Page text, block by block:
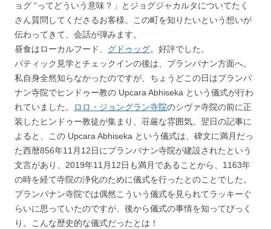
ョグ “ってどういう意味？」とジョグジャカルタについてたく
さん質問してくださるお客様。この町を知りたいという想いが
伝わってきて、会話が弾みます。
昼食はローカルフード、 グドゥッグ。好評でした。
バティック見学とチェックインの後は、プランバナン方面へ。
私自身全然知らなかったのですが、ちょうどこの日はプランバ
ナン寺院でヒンドゥー教の Upcara Abhiseka という儀式が行わ
れていました。
ロロ・ジョングラン寺院のシヴァ寺院の前に正
装したヒンドゥー教徒が集まり、荘厳な雰囲気。翌日の記事に
よると、この Upcara Abhiseka という儀式は、碑文に満月だっ
た西暦856年11月12日にプランバナン寺院が建設されたという
文言があり、2019年11月12日も満月であることから、1163年
の時を経て寺院の浄化のために儀式を行ったとのことでした。
プランバナン寺院では偶然こういう儀式を見られてラッキーぐ
らいに思っていたのですが、後から儀式の事情を知ってびっく
り。こんな歴史的な儀式だったとは！